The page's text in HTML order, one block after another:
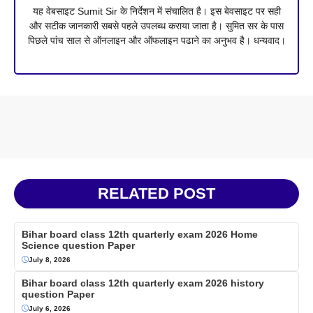
यह वेबसाइट Sumit Sir के निर्देशन में संचालित है। इस बेवसाइट पर सही
और सटीक जानकारी सबसे पहले उपलब्ध कराया जाता है। सुमित सर के पास
पिछले पांच साल से ऑनलाइन और ऑफलाइन पढाने का अनुभव है। धन्यवाद।
RELATED POST
Bihar board class 12th quarterly exam 2026 Home
Science question Paper
July 8, 2026
Bihar board class 12th quarterly exam 2026 history
question Paper
July 6, 2026